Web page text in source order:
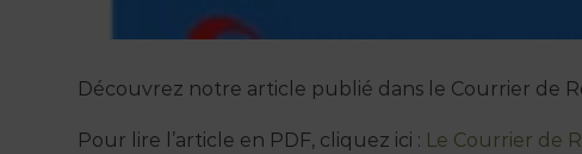
Découvrez notre article publié dans le Courrier de
Pour lire l’article en PDF, cliquez ici : Le Courrier de